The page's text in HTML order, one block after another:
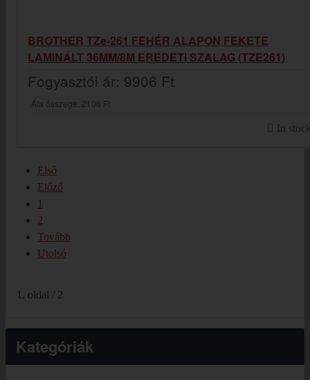
BROTHER TZe-261 FEHÉR ALAPON FEKETE
LAMINÁLT 36MM/8M EREDETI SZALAG (TZE261)
Fogyasztói ár: 9906 Ft
Áfa összege: 2106 Ft
In
Első
Előző
1
2
Tovább
Utolsó
1. oldal / 2
Kategóriák